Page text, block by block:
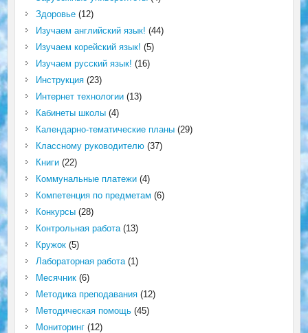
Здоровье(12)
Изучаем английский язык! (44)
Изучаем корейский язык! (5)
Изучаем русский язык! (16)
Инструкция(23)
Интернет технологии(13)
Кабинеты школы(4)
Календарно-тематические планы(29)
Классному руководителю(37)
Книги(22)
Коммунальные платежи(4)
Компетенция по предметам (6)
Конкурсы(28)
Контрольная работа(13)
Кружок(5)
Лабораторная работа(1)
Месячник(6)
Методика преподавания(12)
Методическая помощь(45)
Мониторинг(12)